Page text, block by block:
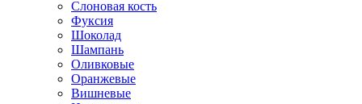
Слоновая кость
Фуксия
Шоколад
Шампань
Оливковые
Оранжевые
Вишневые